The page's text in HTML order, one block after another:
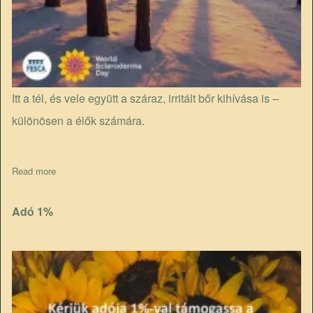
Itt a tél, és vele együtt a száraz, irritált bőr kihívása is –
különösen a élők számára.
Read more
Adó 1%